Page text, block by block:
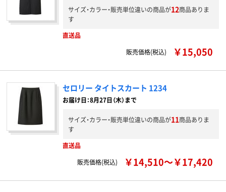
サイズ・カラー・販売単位違いの商品が12商品ありま
す
直送品
販売価格(税込)
￥15,050
セロリー タイトスカート 1234
お届け日：8月27日（木）まで
サイズ・カラー・販売単位違いの商品が11商品ありま
す
直送品
販売価格(税込)
￥14,510～￥17,420